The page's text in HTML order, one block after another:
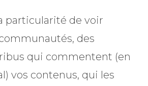
particularité de voir
des
qui commentent (en
vos contenus, qui les